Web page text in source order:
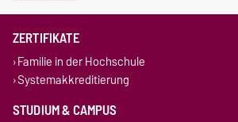
ZERTIFIKATE
Familie in der Hochschule
Systemakkreditierung
STUDIUM & CAMPUS